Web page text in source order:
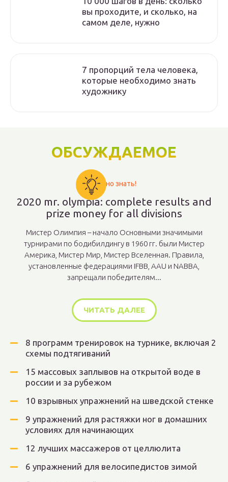
вы проходите, и сколько, на
самом деле, нужно
7 пропорций тела человека,
которые необходимо знать
художнику
ОБСУЖДАЕМОЕ
Важно знать!
2020 mr. olympia: complete results and
prize money for all divisions
Мистер Олимпия – начало Основными значимыми
турнирами по бодибилдингу в 1960 гг. были Мистер
Америка, Мистер Мир, Мистер Вселенная. Правила,
установленные федерациями IFBB, AAU и NABBA,
запрещали победителям...
ЧИТАТЬ ДАЛЕЕ
8 программ тренировок на турнике, включая 2
схемы подтягиваний
15 массовых заплывов на открытой воде в
россии и за рубежом
10 взрывных упражнений на шведской стенке
9 упражнений для растяжки ног в домашних
условиях для начинающих
12 лучших массажеров от целлюлита
6 упражнений для велосипедистов зимой